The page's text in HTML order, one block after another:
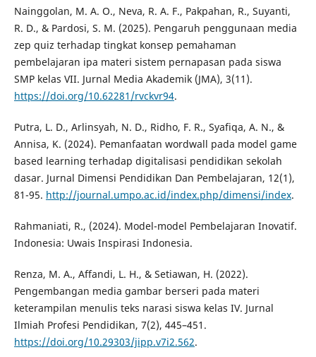
Nainggolan, M. A. O., Neva, R. A. F., Pakpahan, R., Suyanti,
R. D., & Pardosi, S. M. (2025). Pengaruh penggunaan media
zep quiz terhadap tingkat konsep pemahaman
pembelajaran ipa materi sistem pernapasan pada siswa
SMP kelas VII. Jurnal Media Akademik (JMA), 3(11).
https://doi.org/10.62281/rvckvr94.
Putra, L. D., Arlinsyah, N. D., Ridho, F. R., Syafiqa, A. N., &
Annisa, K. (2024). Pemanfaatan wordwall pada model game
based learning terhadap digitalisasi pendidikan sekolah
dasar. Jurnal Dimensi Pendidikan Dan Pembelajaran, 12(1),
81-95. http://journal.umpo.ac.id/index.php/dimensi/index.
Rahmaniati, R., (2024). Model-model Pembelajaran Inovatif.
Indonesia: Uwais Inspirasi Indonesia.
Renza, M. A., Affandi, L. H., & Setiawan, H. (2022).
Pengembangan media gambar berseri pada materi
keterampilan menulis teks narasi siswa kelas IV. Jurnal
Ilmiah Profesi Pendidikan, 7(2), 445–451.
https://doi.org/10.29303/jipp.v7i2.562.